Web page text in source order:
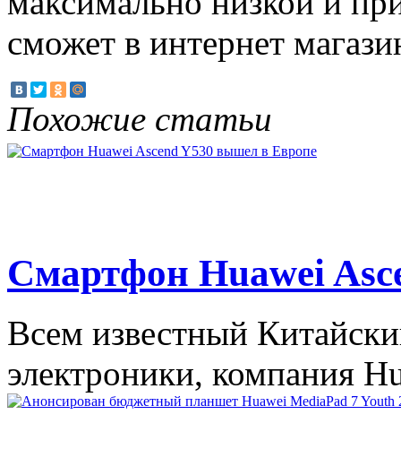
сможет в интернет
Похожие статьи
Смартфон Huawei
Всем известный
электроники, компания